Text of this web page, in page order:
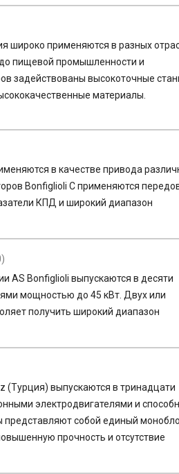
широко применяются в разных
пищевой промышленности и
задействованы высокоточные
материалы.
в качестве привода
Bonfiglioli C применяются
КПД и широкий диапазон
AS Bonfiglioli выпускаются в десяти
мощностью до 45 кВт. Двух или
получить широкий диапазон
(Турция) выпускаются в тринадцати
электродвигателями и
собой единый
прочность и отсутствие